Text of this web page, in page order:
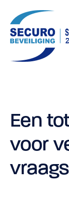
Red Teaming
Consultancy
Een
voor